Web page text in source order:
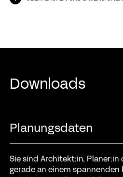
Downloads
Planungsdaten
Sie sind Architekt:in, Planer:in
gerade an einem spannenden